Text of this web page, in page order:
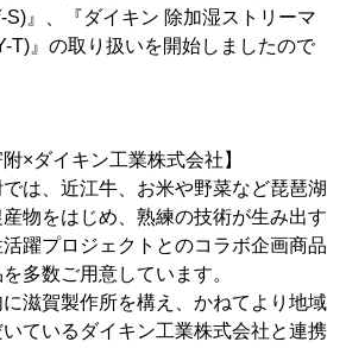
』、『ダイキン 除加湿ストリーマ
T)』の取り扱いを開始しましたので
×ダイキン工業株式会社】
は、近江牛、お米や野菜など琵琶湖
物をはじめ、熟練の技術が生み出す
躍プロジェクトとのコラボ企画商品
多数ご用意しています。
滋賀製作所を構え、かねてより地域
ているダイキン工業株式会社と連携